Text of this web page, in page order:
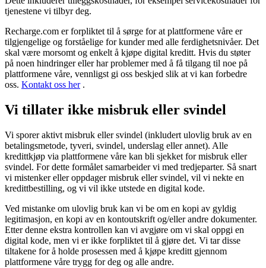
tjenestene vi tilbyr deg.
Recharge.com er forpliktet til å sørge for at plattformene våre er
tilgjengelige og forståelige for kunder med alle ferdighetsnivåer. Det
skal være morsomt og enkelt å kjøpe digital kreditt. Hvis du støter
på noen hindringer eller har problemer med å få tilgang til noe på
plattformene våre, vennligst gi oss beskjed slik at vi kan forbedre
oss. Kontakt oss her.
Vi tillater ikke misbruk eller svindel
Vi sporer aktivt misbruk eller svindel (inkludert ulovlig bruk av en
betalingsmetode, tyveri, svindel, underslag eller annet). Alle
kredittkjøp via plattformene våre kan bli sjekket for misbruk eller
svindel. For dette formålet samarbeider vi med tredjeparter. Så snart
vi mistenker eller oppdager misbruk eller svindel, vil vi nekte en
kredittbestilling, og vi vil ikke utstede en digital kode.
Ved mistanke om ulovlig bruk kan vi be om en kopi av gyldig
legitimasjon, en kopi av en kontoutskrift og/eller andre dokumenter.
Etter denne ekstra kontrollen kan vi avgjøre om vi skal oppgi en
digital kode, men vi er ikke forpliktet til å gjøre det. Vi tar disse
tiltakene for å holde prosessen med å kjøpe kreditt gjennom
plattformene våre trygg for deg og alle andre.